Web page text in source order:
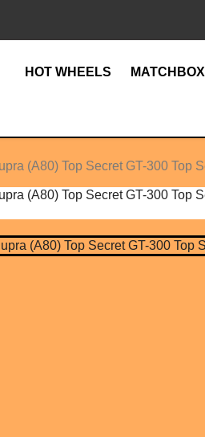
HOT WHEELS MATCHBOX
(A80) Top Secret GT-300 Top